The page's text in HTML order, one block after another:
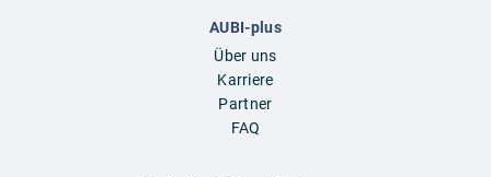
AUBI-plus
Über uns
Karriere
Partner
FAQ